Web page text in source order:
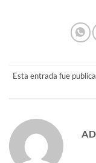
Esta entrada fue